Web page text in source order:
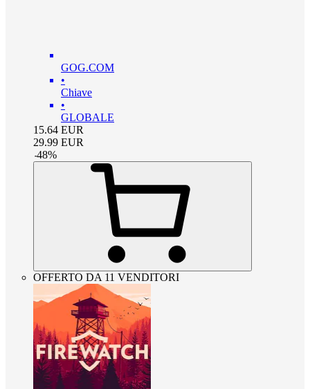
GOG.COM
•
Chiave
•
GLOBALE
15.64 EUR
29.99 EUR
-48%
OFFERTO DA 11 VENDITORI